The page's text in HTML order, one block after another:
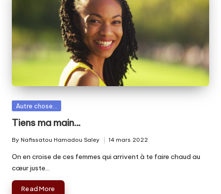
Posted
Autre chose...
Tiens ma main…
Posted
by
By Nafissatou Hamadou Saley 14 mars 2022
On en croise de ces femmes qui arrivent à te faire chaud au
cœur juste…
Read More